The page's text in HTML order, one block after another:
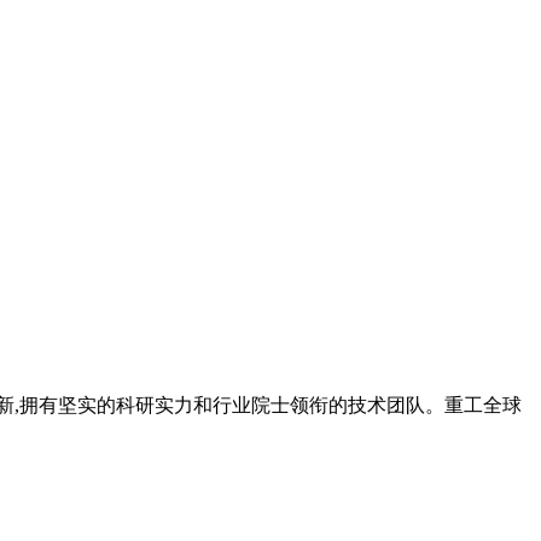
,拥有坚实的科研实力和行业院士领衔的技术团队。重工全球